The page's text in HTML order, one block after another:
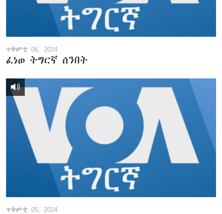
ጥቅምቲ 06, 2024
ፈነወ ትግርኛ ሰንበት
ጥቅምቲ 05, 2024